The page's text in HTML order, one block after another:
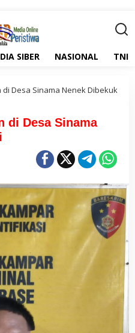
SIBER NASIONAL TNI
Desa Sinama Nenek Dibekuk
di Desa Sinama